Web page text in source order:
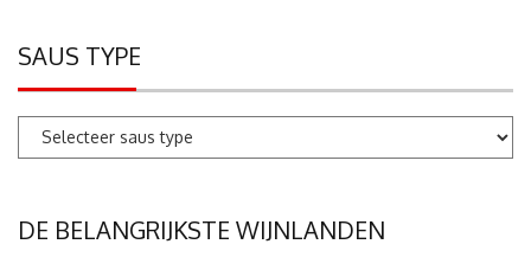
SAUS TYPE
DE BELANGRIJKSTE WIJNLANDEN